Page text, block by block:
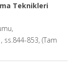
Teknikleri
ss.844-853, (Tam